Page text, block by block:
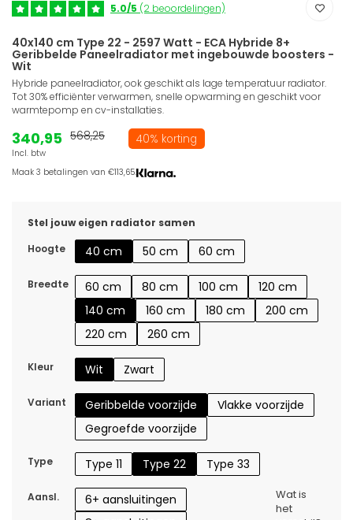
5.0/5 (2 beoordelingen)
40x140 cm Type 22 - 2597 Watt - ECA Hybride 8+
Geribbelde Paneelradiator met ingebouwde boosters -
Wit
Hybride paneelradiator, ook geschikt als lage temperatuur radiator.
Tot 30% efficiënter verwarmen, snelle opwarming en geschikt voor
warmtepomp en cv-installaties.
340,95
Incl. btw
568,25 40% korting
Maak 3 betalingen van €113,65.
Stel jouw eigen radiator samen
Hoogte
40 cm 50 cm 60 cm
Breedte 60 cm 80 cm 100 cm
120 cm
140 cm
160 cm 180 cm
200 cm
220 cm
260 cm
Kleur Wit Zwart
Variant Geribbelde voorzijde
Vlakke voorzijde
Gegroefde voorzijde
Type Type 11 Type 22 Type 33
Aansl.
6+ aansluitingen
Wat is
het